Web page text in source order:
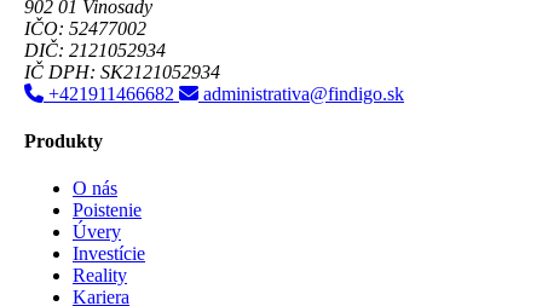
902 01 Vinosady
IČO: 52477002
DIČ: 2121052934
IČ DPH: SK2121052934
+421911466682
administrativa@findigo.sk
Produkty
O nás
Poistenie
Úvery
Investície
Reality
Kariera